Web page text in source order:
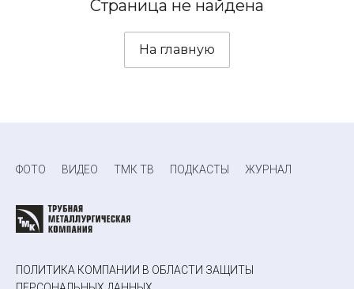
Страница не найдена
На главную
ФОТО ВИДЕО ТМК ТВ ПОДКАСТЫ ЖУРНАЛ
ПОЛИТИКА КОМПАНИИ В ОБЛАСТИ ЗАЩИТЫ